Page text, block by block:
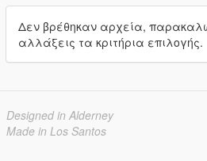
Δεν βρέθηκαν αρχεία,
αλλάξεις τα κριτήρια επιλογής.
Designed in Alderney
Made in Los Santos